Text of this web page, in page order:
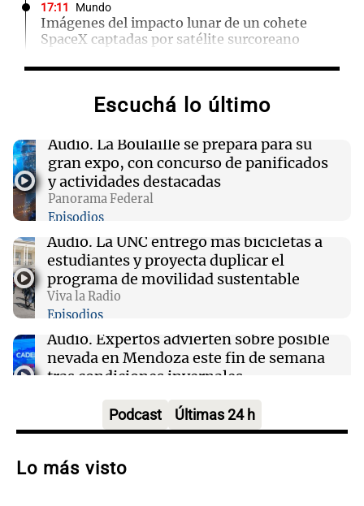
17:11 Mundo
Imágenes del impacto lunar de un cohete
SpaceX captadas por satélite surcoreano
Sismo de 5,3 grados en los Andes peruanos
17:04 Mundo
Un video los delató: multaron a dos turistas
por tener relaciones en un auto en plena
autopista
17:04 Mundo
Rodrigo Paz presenta ley de inversiones y
llama a un acuerdo nacional para superar la
crisis en Bolivia
Escuchá lo último
Audio. La Boulaille se prepara para su
gran expo, con concurso de panificados
y actividades destacadas
Panorama Federal
Episodios
Audio. La UNC entregó más bicicletas a
estudiantes y proyecta duplicar el
programa de movilidad sustentable
Viva la Radio
Episodios
Audio. Expertos advierten sobre posible
nevada en Mendoza este fin de semana
tras condiciones invernales
Audio.Padres presentes, pero
cuando el padre mira mucho el teléfono?
Podcast Últimas 24 h
Lo más visto